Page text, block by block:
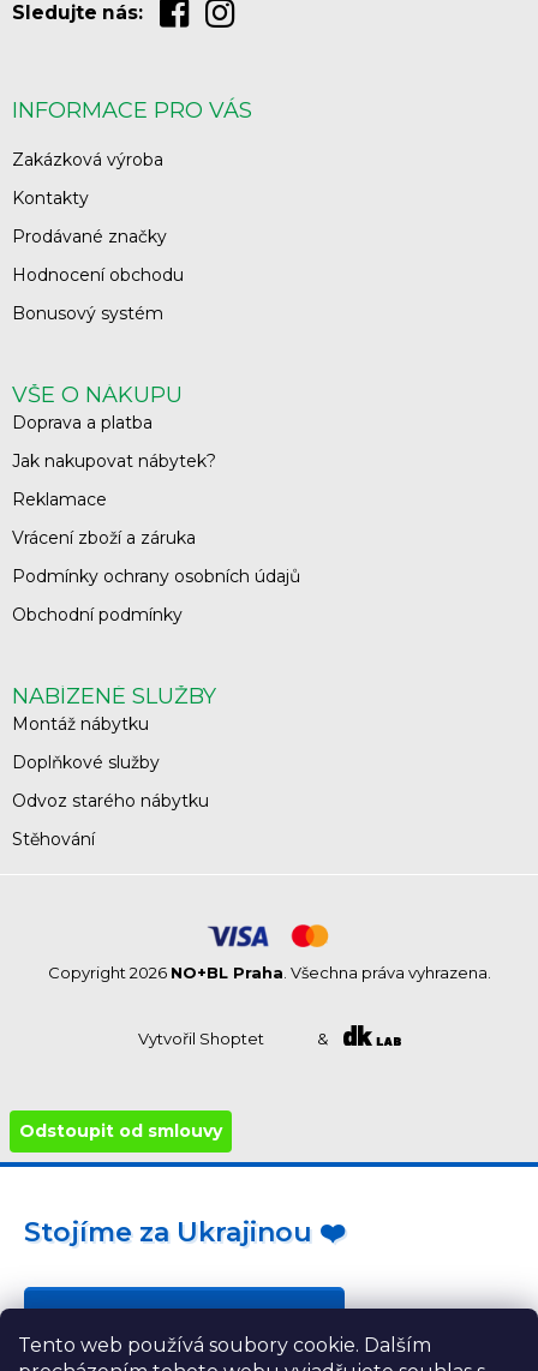
Tento web používá soubory cookie. Dalším
Sledujte nás:
INFORMACE PRO VÁS
Zakázková výroba
Kontakty
Prodávané značky
Hodnocení obchodu
Bonusový systém
VŠE O NÁKUPU
Doprava a platba
Jak nakupovat nábytek?
Reklamace
Vrácení zboží a záruka
Podmínky ochrany osobních údajů
Obchodní podmínky
NABÍZENÉ SLUŽBY
Montáž nábytku
Doplňkové služby
Odvoz starého nábytku
Stěhování
Vytvořil Shoptet &
Copyright 2026 NO+BL Praha . Všechna práva vyhrazena.
Odstoupit od smlouvy
Stojíme za Ukrajinou ❤️